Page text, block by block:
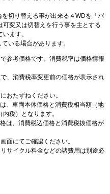
切り替える事が出来る４WDを「パ
変又は切替えを行う事を主とする
ます。
いる場合があります。
参考価格です。消費税率は価格情報
、消費税率変更前の価格が表示され
おたずねください。
、車両本体価格と消費税相当額（地
税）となります。
は、消費税込価格と消費税抜価格が
面にてご確認ください。
サイクル料金などの諸費用は別途必